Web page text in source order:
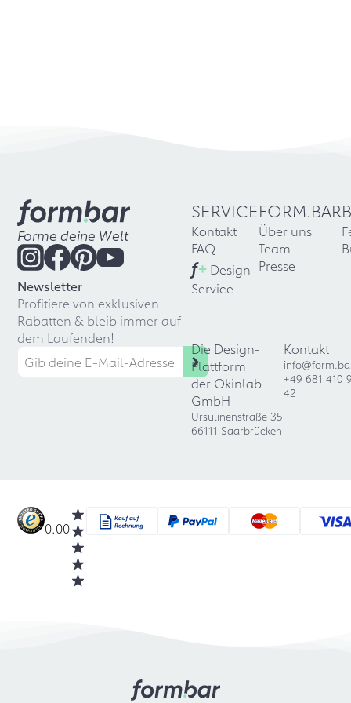
Forme deine Welt
Newsletter
Profitiere von exklusiven
Rabatten & bleib immer auf
dem Laufenden!
SERVICE
Kontakt
FAQ
f+ Design-
Service
FORM.BAR
Über uns
Team
Presse
Die Design-
Plattform
der Okinlab
GmbH
Ursulinenstraße 35
66111 Saarbrücken
Kontakt
+49 681 410
42
0.00